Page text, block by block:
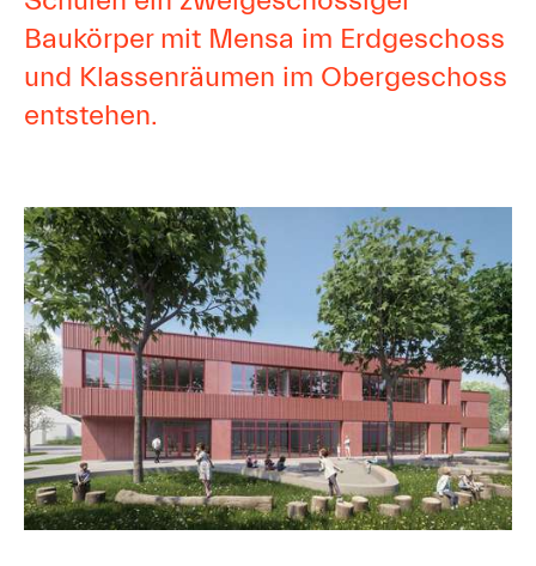
Baukörper mit Mensa im Erdgeschoss
und Klassenräumen im Obergeschoss
entstehen.